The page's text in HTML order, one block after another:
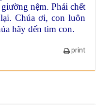
nệm. Phải chết
Chúa ơi, con luôn
hãy đến tìm con.
print